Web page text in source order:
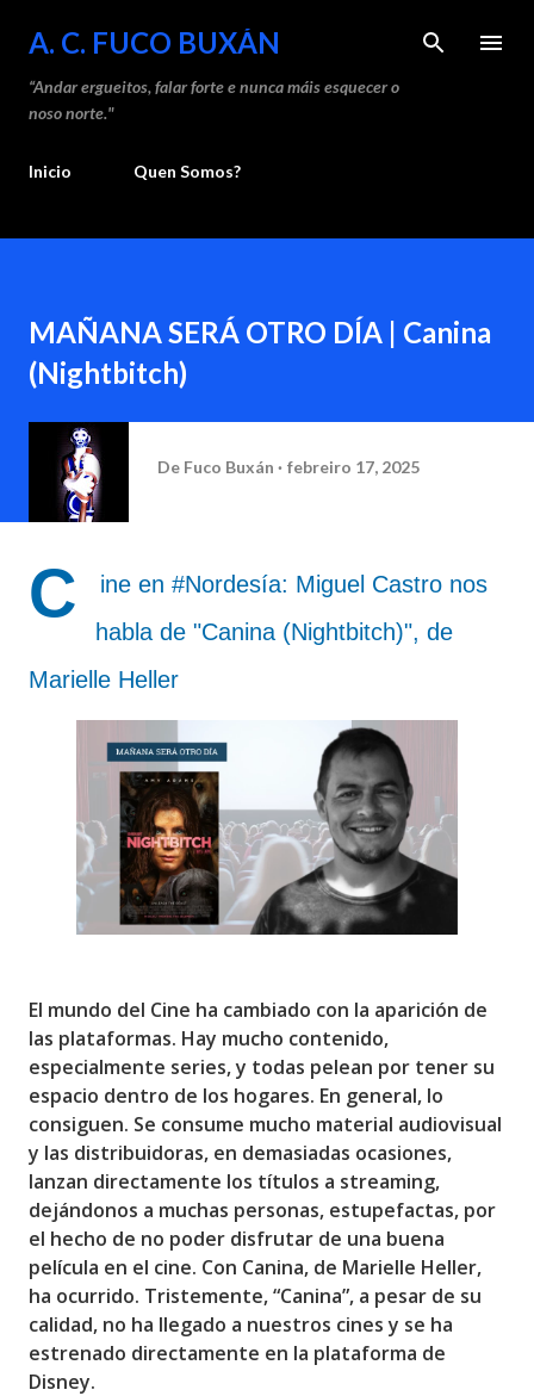
Saltar ao contido principal
A. C. FUCO BUXÁN
“Andar ergueitos, falar forte e nunca máis esquecer o
noso norte."
Inicio Quen Somos?
MAÑANA SERÁ OTRO DÍA | Canina
(Nightbitch)
De Fuco Buxán febreiro 17, 2025
C
ine en #Nordesía: Miguel Castro nos
habla de "Canina (Nightbitch)", de
Marielle Heller
El mundo del Cine ha cambiado con la aparición de
las plataformas. Hay mucho contenido,
especialmente series, y todas pelean por tener su
espacio dentro de los hogares. En general, lo
consiguen. Se consume mucho material audiovisual
y las distribuidoras, en demasiadas ocasiones,
lanzan directamente los títulos a streaming,
dejándonos a muchas personas, estupefactas, por
el hecho de no poder disfrutar de una buena
película en el cine. Con Canina, de Marielle Heller,
ha ocurrido. Tristemente, “Canina”, a pesar de su
calidad, no ha llegado a nuestros cines y se ha
estrenado directamente en la plataforma de
Disney.